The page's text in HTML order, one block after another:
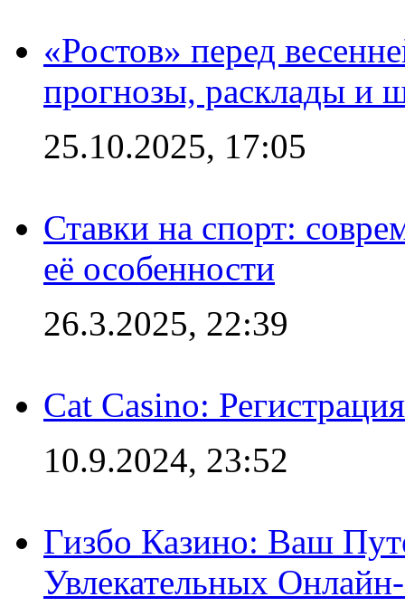
«Ростов» перед
прогнозы, расклады и
25.10.2025, 17:05
Ставки на спорт:
её особенности
26.3.2025, 22:39
Cat Casino:
10.9.2024, 23:52
Гизбо Казино: Ваш
Увлекательных